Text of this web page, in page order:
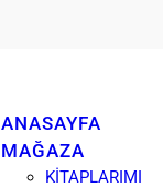
ANASAYFA
MAĞAZA
KITAPLARIMI